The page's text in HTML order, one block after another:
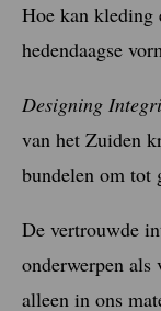
Hoe kan kleding
hedendaagse
Designing
van het Zuiden
bundelen om tot
De vertrouwde
onderwerpen
alleen in ons